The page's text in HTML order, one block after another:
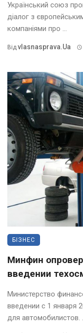
Український союз
діалог з
компаніями про ...
ВідVlasnasprava.ua
БІЗНЕС
Минфин
введении
Министерство
введении с 1 января
для автомобилистов.